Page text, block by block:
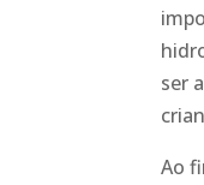
ser
Ao